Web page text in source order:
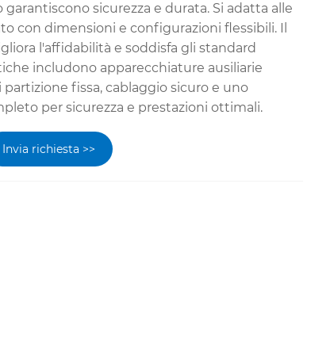
sicurezza e durata. Si adatta alle
con dimensioni e configurazioni flessibili. Il
l'affidabilità e soddisfa gli standard
includono apparecchiature ausiliarie
fissa, cablaggio sicuro e uno
per sicurezza e prestazioni ottimali.
Invia richiesta >>